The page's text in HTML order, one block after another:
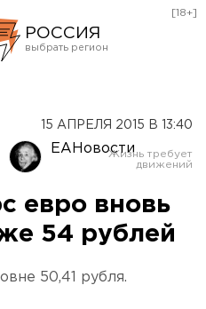
РОССИЯ
Оренбург
[18+]
15 АПРЕЛЯ 2015 В 13:40
ЕАНовости
евро вновь
54 рублей
50,41 рубля.